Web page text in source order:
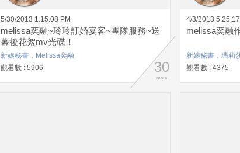
5/30/2013 1:15:08 PM
melissa奕融~玲玲訂婚宴客~團隊服務~送
幕後花絮mv光碟！
新娘秘書，Melissa奕融
觀看數 : 5906
30
more
4/3/2013
melissa奕融
新娘秘書，瑪莉
觀看數 : 4375